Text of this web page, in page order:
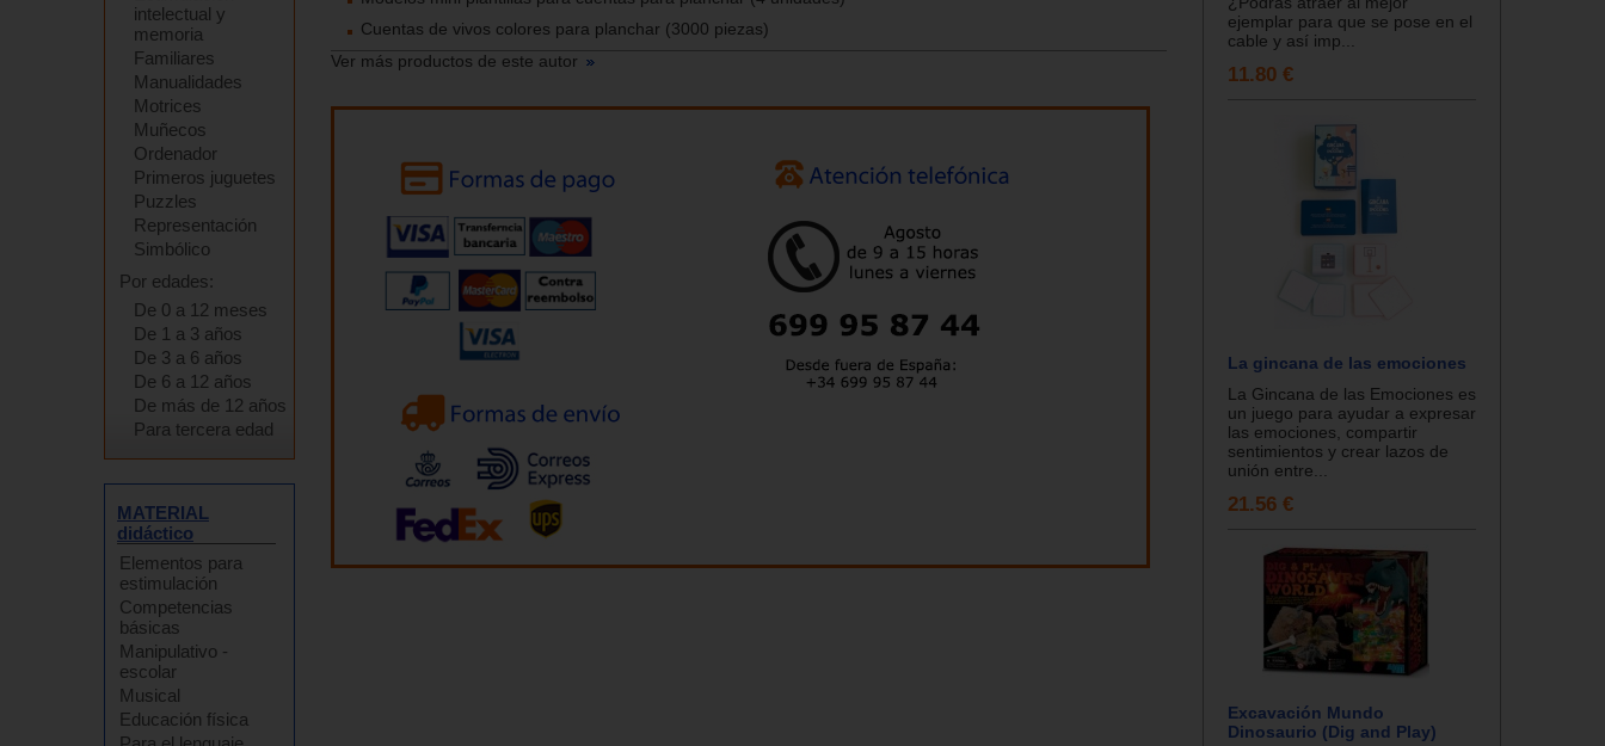
intelectual y
memoria
Familiares
Manualidades
Motrices
Muñecos
Ordenador
Primeros juguetes
Puzzles
Representación
Simbólico
Por edades:
De 0 a 12 meses
De 1 a 3 años
De 3 a 6 años
De 6 a 12 años
De más de 12 años
Para tercera edad
MATERIAL
didáctico
Elementos para
estimulación
Competencias
básicas
Manipulativo -
escolar
Musical
Educación física
Cuentas de vivos colores para planchar (3000 piezas)
Ver más productos de este autor
ejemplar para que se pose en el
cable y así imp...
11.80 €
La gincana de las emociones
La Gincana de las Emociones es
un juego para ayudar a expresar
las emociones, compartir
sentimientos y crear lazos de
unión entre...
21.56 €
Excavación Mundo
Dinosaurio (Dig and Play)